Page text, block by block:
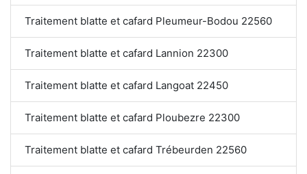
Traitement blatte et cafard Pleumeur-Bodou 22560
Traitement blatte et cafard Lannion 22300
Traitement blatte et cafard Langoat 22450
Traitement blatte et cafard Ploubezre 22300
Traitement blatte et cafard Trébeurden 22560